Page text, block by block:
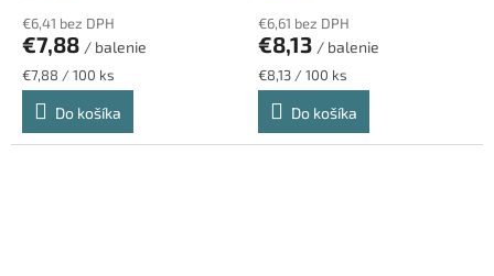
€6,41 bez DPH
€7,88 / balenie
Jednotková
cena:
€7,88 / 100 ks
Do košíka
€6,61 bez DPH
€8,13 / balenie
Jednotková
cena:
€8,13 / 100 ks
Do košíka